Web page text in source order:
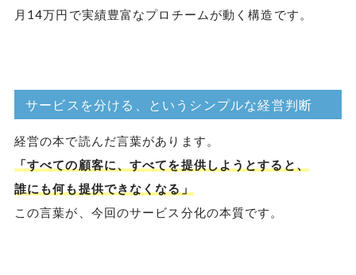
月14万円で実績豊富なプロチームが動く構造です。
サービスを分ける、というシンプルな経営判断
経営の本で読んだ言葉があります。
「すべての顧客に、すべてを提供しようとすると、
誰にも何も提供できなくなる」
この言葉が、今回のサービス分化の本質です。